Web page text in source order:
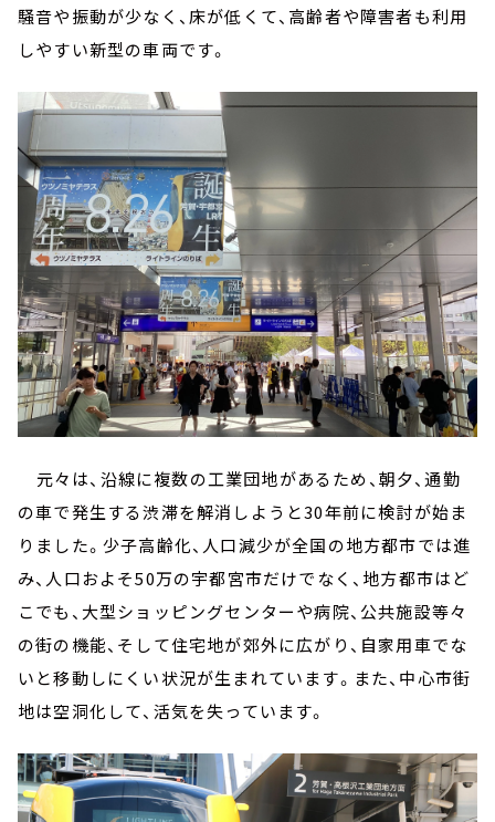
騒音や振動が少なく、床が低くて、高齢者や障害者も利用
しやすい新型の車両です。
元々は、沿線に複数の工業団地があるため、朝夕、通勤
の車で発生する渋滞を解消しようと30年前に検討が始ま
りました。少子高齢化、人口減少が全国の地方都市では進
み、人口およそ50万の宇都宮市だけでなく、地方都市はど
こでも、大型ショッピングセンターや病院、公共施設等々
の街の機能、そして住宅地が郊外に広がり、自家用車でな
いと移動しにくい状況が生まれています。また、中心市街
地は空洞化して、活気を失っています。